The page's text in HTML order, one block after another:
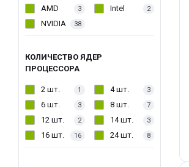
AMD 3 Intel 2
NVIDIA 38
КОЛИЧЕСТВО ЯДЕР
ПРОЦЕССОРА
2 шт. 1 4 шт. 3
6 шт. 3 8 шт. 7
12 шт. 2 14 шт. 3
16 шт. 16 24 шт. 8